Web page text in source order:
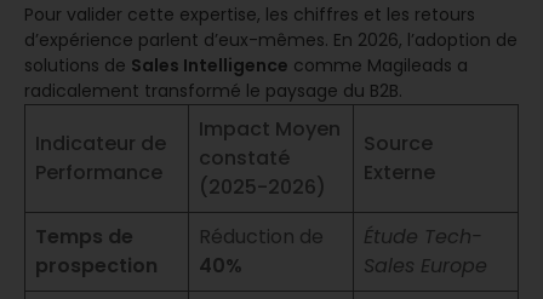
Pour valider cette expertise, les chiffres et les retours
d’expérience parlent d’eux-mêmes. En 2026, l’adoption de
solutions de Sales Intelligence comme Magileads a
radicalement transformé le paysage du B2B.
Indicateur de
Performance
Impact Moyen
constaté
(2025-2026)
Source
Externe
Temps de
prospection
Réduction de
40%
Étude Tech-
Sales Europe